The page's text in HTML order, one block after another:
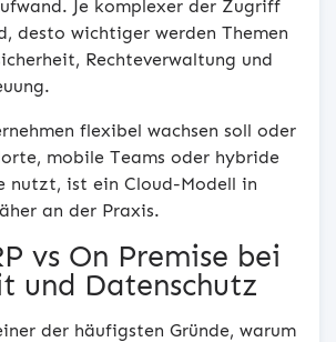
Je komplexer der Zugriff
desto wichtiger werden Themen
Rechteverwaltung und
flexibel wachsen soll oder
mobile Teams oder hybride
nutzt, ist ein Cloud-Modell in
an der Praxis.
vs On Premise bei
und Datenschutz
der häufigsten Gründe, warum